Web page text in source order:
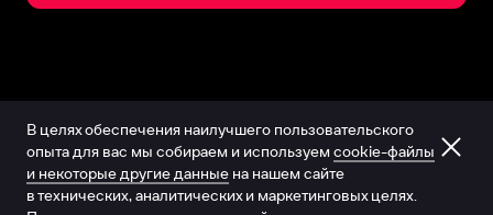
В целях обеспечения наилучшего пользовательского
опыта для вас мы собираем и используем cookie-файлы
и некоторые другие данные на нашем сайте
в технических, аналитических и маркетинговых целях.